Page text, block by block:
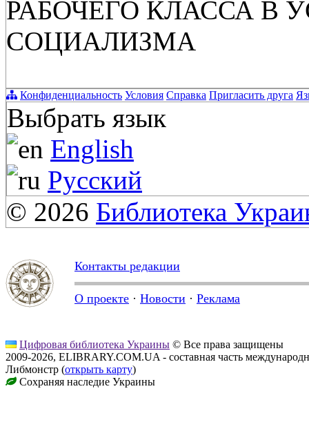
РАБОЧЕГО КЛАССА В
СОЦИАЛИЗМА
Конфиденциальность Условия Справка Пригласить друга
Выбрать язык
English
Русский
© 2026 Библиотека
Контакты редакции
О проекте · Новости · Реклама
Цифровая библиотека Украины © Все права защищены
2009-2026, ELIBRARY.COM.UA - составная часть
Либмонстр (открыть карту)
Сохраняя наследие Украины